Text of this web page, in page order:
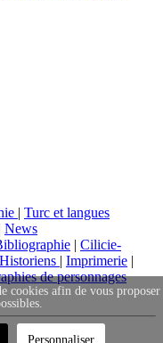
| Turc et langues
News
| Cilicie-
Historiens | Imprimerie |
de personnages
cookies afin de vous proposer
Personnaliser